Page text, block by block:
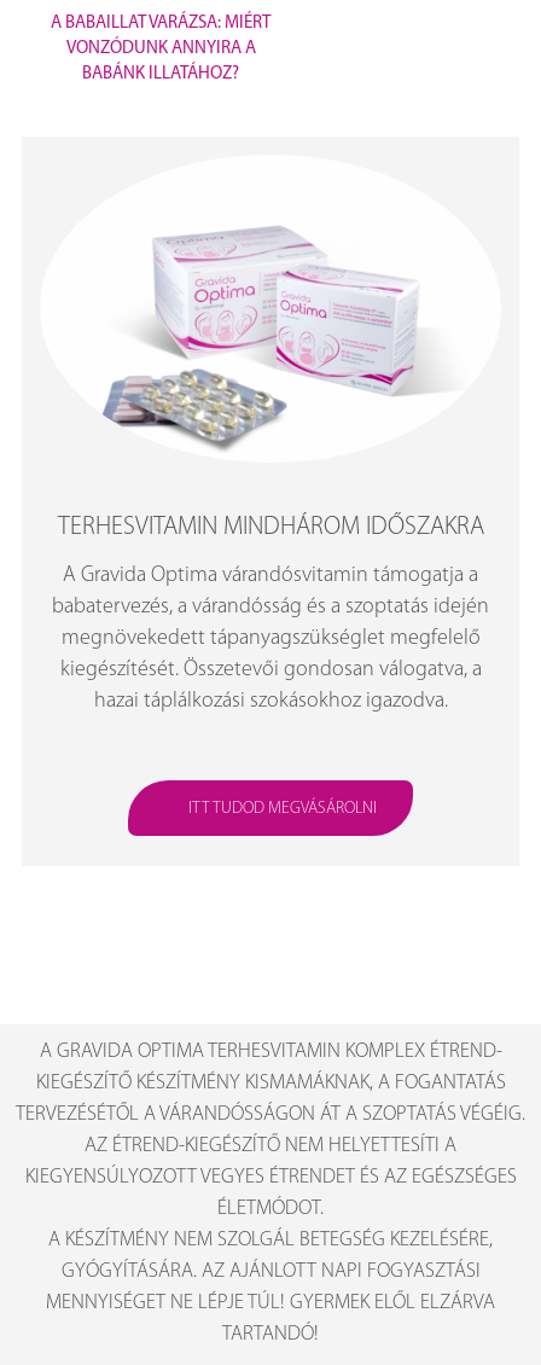
A BABAILLAT VARÁZSA: MIÉRT
VONZÓDUNK ANNYIRA A
BABÁNK ILLATÁHOZ?
TERHESVITAMIN MINDHÁROM IDŐSZAKRA
A Gravida Optima várandósvitamin támogatja a
babatervezés, a várandósság és a szoptatás idején
megnövekedett tápanyagszükséglet megfelelő
kiegészítését. Összetevői gondosan válogatva, a
hazai táplálkozási szokásokhoz igazodva.
ITT TUDOD MEGVÁSÁROLNI
A GRAVIDA OPTIMA TERHESVITAMIN KOMPLEX ÉTREND-
KIEGÉSZÍTŐ KÉSZÍTMÉNY KISMAMÁKNAK, A FOGANTATÁS
TERVEZÉSÉTŐL A VÁRANDÓSSÁGON ÁT A SZOPTATÁS VÉGÉIG.
AZ ÉTREND-KIEGÉSZÍTŐ NEM HELYETTESÍTI A
KIEGYENSÚLYOZOTT VEGYES ÉTRENDET ÉS AZ EGÉSZSÉGES
ÉLETMÓDOT.
A KÉSZÍTMÉNY NEM SZOLGÁL BETEGSÉG KEZELÉSÉRE,
GYÓGYÍTÁSÁRA. AZ AJÁNLOTT NAPI FOGYASZTÁSI
MENNYISÉGET NE LÉPJE TÚL! GYERMEK ELŐL ELZÁRVA
TARTANDÓ!